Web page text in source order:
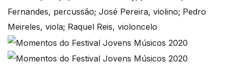
Fernandes, percussão; José Pereira, violino; Pedro
Meireles, viola; Raquel Reis, violoncelo